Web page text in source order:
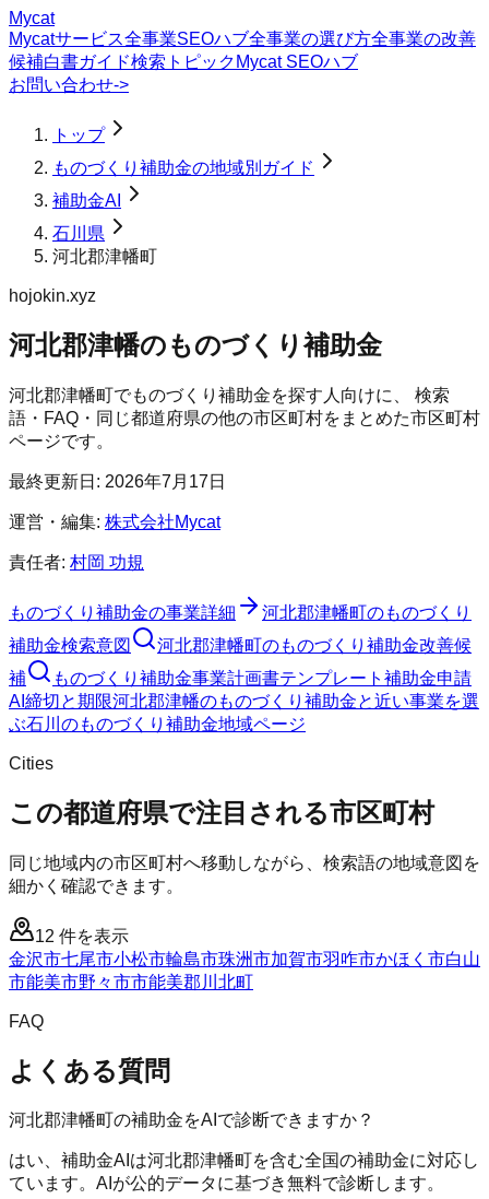
Mycat
Mycatサービス全事業SEOハブ全事業の選び方全事業の改善
候補白書ガイド検索トピック Mycat SEOハブ
お問い合わせ->
トップ
ものづくり補助金の地域別ガイド
補助金AI
石川県
河北郡津幡町
hojokin.xyz
河北郡津幡のものづくり補助金
河北郡津幡町でものづくり補助金を探す人向けに、 検索
語・FAQ・同じ都道府県の他の市区町村をまとめた市区町村
ページです。
最終更新日: 2026年7月17日
運営・編集: 株式会社Mycat
責任者: 村岡 功規
ものづくり補助金の事業詳細 河北郡津幡町のものづくり
補助金検索意図 河北郡津幡町のものづくり補助金改善候
補
ものづくり補助金事業計画書テンプレート 補助金申請
AI 締切と期限河北郡津幡のものづくり補助金と近い事業を選
ぶ石川 のものづくり補助金地域ページ
Cities
この都道府県で注目される市区町村
同じ地域内の市区町村へ移動しながら、検索語の地域意図を
細かく確認できます。
12 件を表示
金沢市七尾市小松市輪島市珠洲市加賀市羽咋市かほく市白山
市能美市野々市市能美郡川北町
FAQ
よくある質問
河北郡津幡町の補助金をAIで診断できますか？
はい、補助金AIは河北郡津幡町を含む全国の補助金に対応し
ています。AIが公的データに基づき無料で診断します。